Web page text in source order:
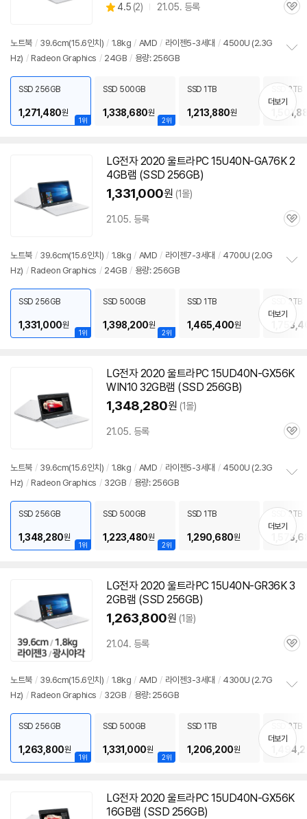
별
4.5 (상
2) 21.05. 등록
관
노트북 / 39.6cm(15.6인치) / 1.8kg / AMD / 라이젠5-3세대 / 4500U (2.3G
Hz) / Radeon Graphics / 24GB / 용량: 256GB
펼
치
기
1위
SSD 256GB
1,271,480원
2위
SSD 500GB
1,338,680원
SSD 1TB
1,213,880원
SSD 2TB
더보기
LG전자 2020 울트라PC 15U40N-GA76K 2
4GB램 (SSD 256GB)
1,331,000원 (1몰)
21.05. 등록
관
노트북 / 39.6cm(15.6인치) / 1.8kg / AMD / 라이젠7-3세대 / 4700U (2.0G
Hz) / Radeon Graphics / 24GB / 용량: 256GB
펼
치
기
1위
SSD 256GB
1,331,000원
2위
SSD 500GB
1,398,200원
SSD 1TB
1,465,400원
SSD 2TB
더보기
LG전자 2020 울트라PC 15UD40N-GX56K
WIN10 32GB램 (SSD 256GB)
1,348,280원 (1몰)
21.05. 등록
관
노트북 / 39.6cm(15.6인치) / 1.8kg / AMD / 라이젠5-3세대 / 4500U (2.3G
Hz) / Radeon Graphics / 32GB / 용량: 256GB
펼
치
기
1위
SSD 256GB
1,348,280원
2위
SSD 500GB
1,223,480원
SSD 1TB
1,290,680원
SSD 2TB
더보기
LG전자 2020 울트라PC 15U40N-GR36K 3
2GB램 (SSD 256GB)
1,263,800원 (1몰)
21.04. 등록
관
노트북 / 39.6cm(15.6인치) / 1.8kg / AMD / 라이젠3-3세대 / 4300U (2.7G
Hz) / Radeon Graphics / 32GB / 용량: 256GB
펼
치
기
1위
SSD 256GB
1,263,800원
2위
SSD 500GB
1,331,000원
SSD 1TB
1,206,200원
SSD 2TB
더보기
LG전자 2020 울트라PC 15UD40N-GX56K
16GB램 (SSD 256GB)